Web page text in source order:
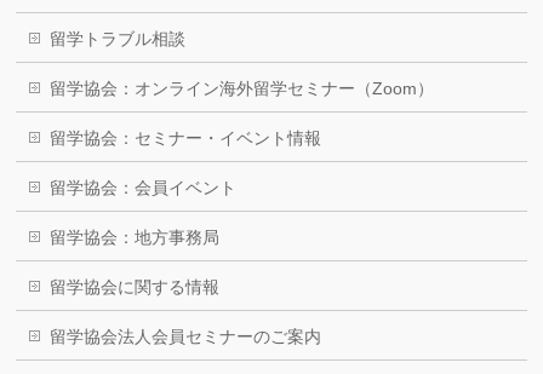
留学トラブル相談
留学協会：オンライン海外留学セミナー（Zoom）
留学協会：セミナー・イベント情報
留学協会：会員イベント
留学協会：地方事務局
留学協会に関する情報
留学協会法人会員セミナーのご案内